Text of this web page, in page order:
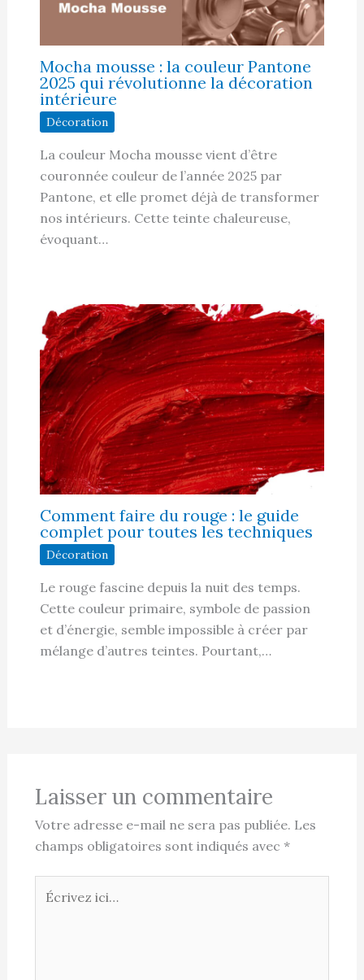
Mocha mousse : la couleur Pantone
2025 qui révolutionne la décoration
intérieure
Décoration
La couleur Mocha mousse vient d’être
couronnée couleur de l’année 2025 par
Pantone, et elle promet déjà de transformer
nos intérieurs. Cette teinte chaleureuse,
évoquant…
Comment faire du rouge : le guide
complet pour toutes les techniques
Décoration
Le rouge fascine depuis la nuit des temps.
Cette couleur primaire, symbole de passion
et d’énergie, semble impossible à créer par
mélange d’autres teintes. Pourtant,…
Laisser un commentaire
Votre adresse e-mail ne sera pas publiée. Les
champs obligatoires sont indiqués avec *
ici…